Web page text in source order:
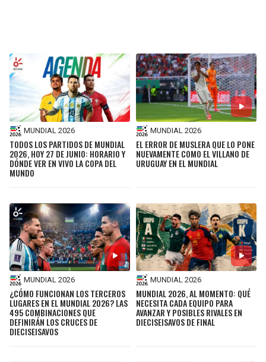
MUNDIAL 2026
TODOS LOS PARTIDOS DE MUNDIAL
2026, HOY 27 DE JUNIO: HORARIO Y
DÓNDE VER EN VIVO LA COPA DEL
MUNDO
MUNDIAL 2026
EL ERROR DE MUSLERA QUE LO PONE
NUEVAMENTE COMO EL VILLANO DE
URUGUAY EN EL MUNDIAL
MUNDIAL 2026
¿CÓMO FUNCIONAN LOS TERCEROS
LUGARES EN EL MUNDIAL 2026? LAS
495 COMBINACIONES QUE
DEFINIRÁN LOS CRUCES DE
DIECISEISAVOS
MUNDIAL 2026
MUNDIAL 2026, AL MOMENTO: QUÉ
NECESITA CADA EQUIPO PARA
AVANZAR Y POSIBLES RIVALES EN
DIECISEISAVOS DE FINAL